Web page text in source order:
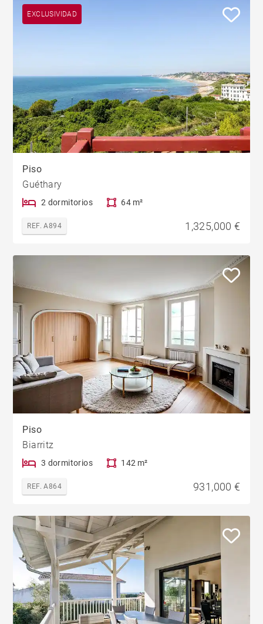
EXCLUSIVIDAD
Piso
Guéthary
2 dormitorios 64 m²
REF. A894 1,325,000 €
Piso
Biarritz
3 dormitorios 142 m²
REF. A864 931,000 €